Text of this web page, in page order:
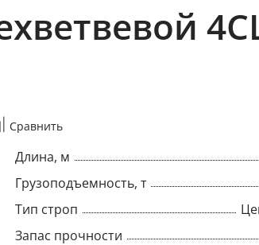
Сравнить
Длина, м
Грузоподъемность, т
Тип строп
Запас прочности